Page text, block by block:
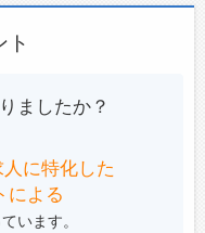
ト
ましたか？
に特化した
による
います。